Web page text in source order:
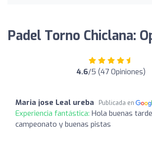
Padel Torno Chiclana:
4.6/5 (47 Opiniones)
Maria jose Leal ureba Publicada en
Experiencia fantástica: Hola buenas
campeonato y buenas pistas